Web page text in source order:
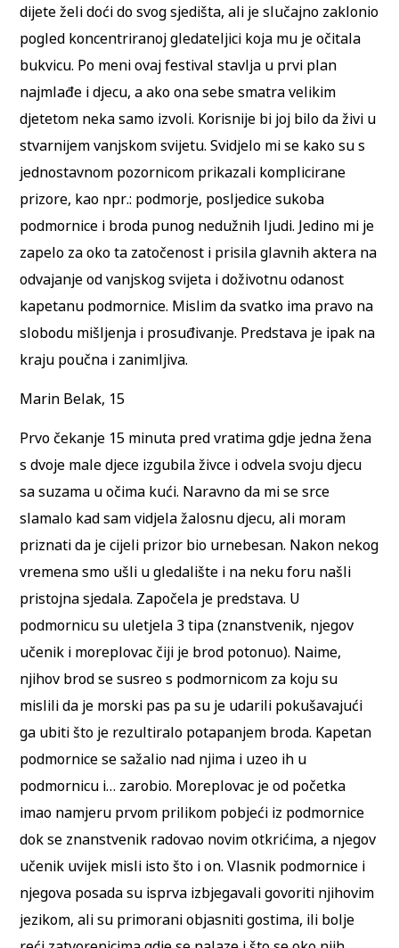
dijete želi doći do svog sjedišta, ali je slučajno zaklonio
pogled koncentriranoj gledateljici koja mu je očitala
bukvicu. Po meni ovaj festival stavlja u prvi plan
najmlađe i djecu, a ako ona sebe smatra velikim
djetetom neka samo izvoli. Korisnije bi joj bilo da živi u
stvarnijem vanjskom svijetu. Svidjelo mi se kako su s
jednostavnom pozornicom prikazali komplicirane
prizore, kao npr.: podmorje, posljedice sukoba
podmornice i broda punog nedužnih ljudi. Jedino mi je
zapelo za oko ta zatočenost i prisila glavnih aktera na
odvajanje od vanjskog svijeta i doživotnu odanost
kapetanu podmornice. Mislim da svatko ima pravo na
slobodu mišljenja i prosuđivanje. Predstava je ipak na
kraju poučna i zanimljiva.
Marin Belak, 15
Prvo čekanje 15 minuta pred vratima gdje jedna žena
s dvoje male djece izgubila živce i odvela svoju djecu
sa suzama u očima kući. Naravno da mi se srce
slamalo kad sam vidjela žalosnu djecu, ali moram
priznati da je cijeli prizor bio urnebesan. Nakon nekog
vremena smo ušli u gledalište i na neku foru našli
pristojna sjedala. Započela je predstava. U
podmornicu su uletjela 3 tipa (znanstvenik, njegov
učenik i moreplovac čiji je brod potonuo). Naime,
njihov brod se susreo s podmornicom za koju su
mislili da je morski pas pa su je udarili pokušavajući
ga ubiti što je rezultiralo potapanjem broda. Kapetan
podmornice se sažalio nad njima i uzeo ih u
podmornicu i… zarobio. Moreplovac je od početka
imao namjeru prvom prilikom pobjeći iz podmornice
dok se znanstvenik radovao novim otkrićima, a njegov
učenik uvijek misli isto što i on. Vlasnik podmornice i
njegova posada su isprva izbjegavali govoriti njihovim
jezikom, ali su primorani objasniti gostima, ili bolje